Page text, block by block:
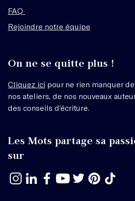
FAQ
Rejoindre notre équipe
On ne se quitte plus !
Cliquez ici pour ne rien manquer
nos ateliers, de nos nouveaux
des conseils d’écriture.
Les Mots partage sa
sur